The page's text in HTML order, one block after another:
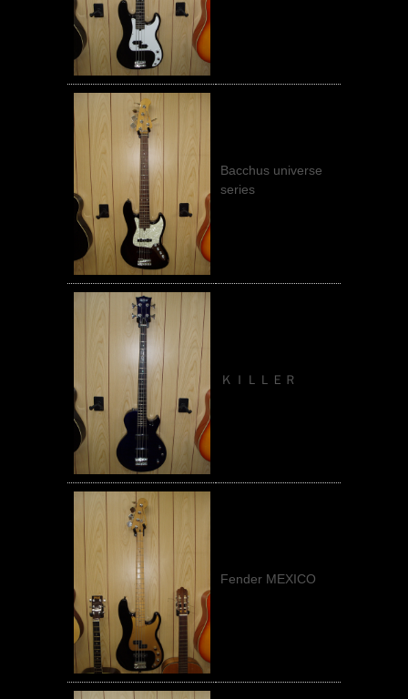
Bacchus universe
series
ＫＩＬＬＥＲ
Fender MEXICO